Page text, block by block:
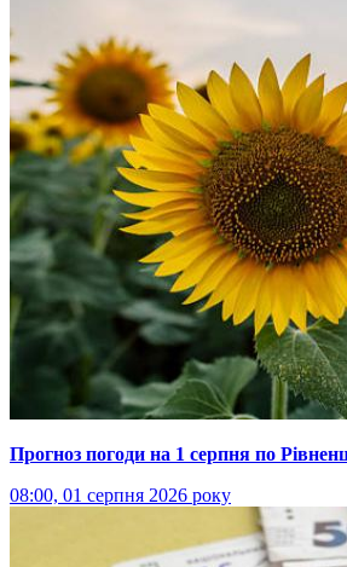
Прогноз погоди на 1 серпня по
08:00, 01 серпня 2026 року